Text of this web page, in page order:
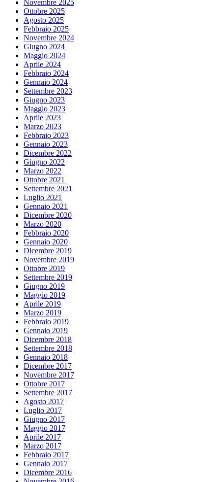
Novembre 2025
Ottobre 2025
Agosto 2025
Febbraio 2025
Novembre 2024
Giugno 2024
Maggio 2024
Aprile 2024
Febbraio 2024
Gennaio 2024
Settembre 2023
Giugno 2023
Maggio 2023
Aprile 2023
Marzo 2023
Febbraio 2023
Gennaio 2023
Dicembre 2022
Giugno 2022
Marzo 2022
Ottobre 2021
Settembre 2021
Luglio 2021
Gennaio 2021
Dicembre 2020
Marzo 2020
Febbraio 2020
Gennaio 2020
Dicembre 2019
Novembre 2019
Ottobre 2019
Settembre 2019
Giugno 2019
Maggio 2019
Aprile 2019
Marzo 2019
Febbraio 2019
Gennaio 2019
Dicembre 2018
Settembre 2018
Gennaio 2018
Dicembre 2017
Novembre 2017
Ottobre 2017
Settembre 2017
Agosto 2017
Luglio 2017
Giugno 2017
Maggio 2017
Aprile 2017
Marzo 2017
Febbraio 2017
Gennaio 2017
Dicembre 2016